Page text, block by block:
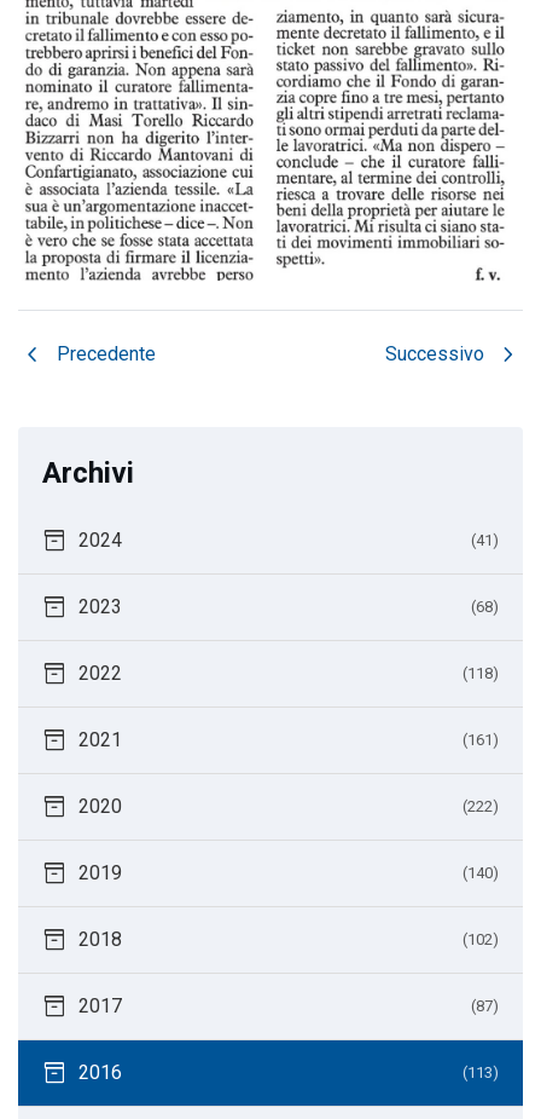
chevron_left Precedente Successivo chevron_right
Archivi
inventory_2 2024 (41)
inventory_2 2023 (68)
inventory_2 2022 (118)
inventory_2 2021 (161)
inventory_2 2020 (222)
inventory_2 2019 (140)
inventory_2 2018 (102)
inventory_2 2017 (87)
inventory_2 2016 (113)